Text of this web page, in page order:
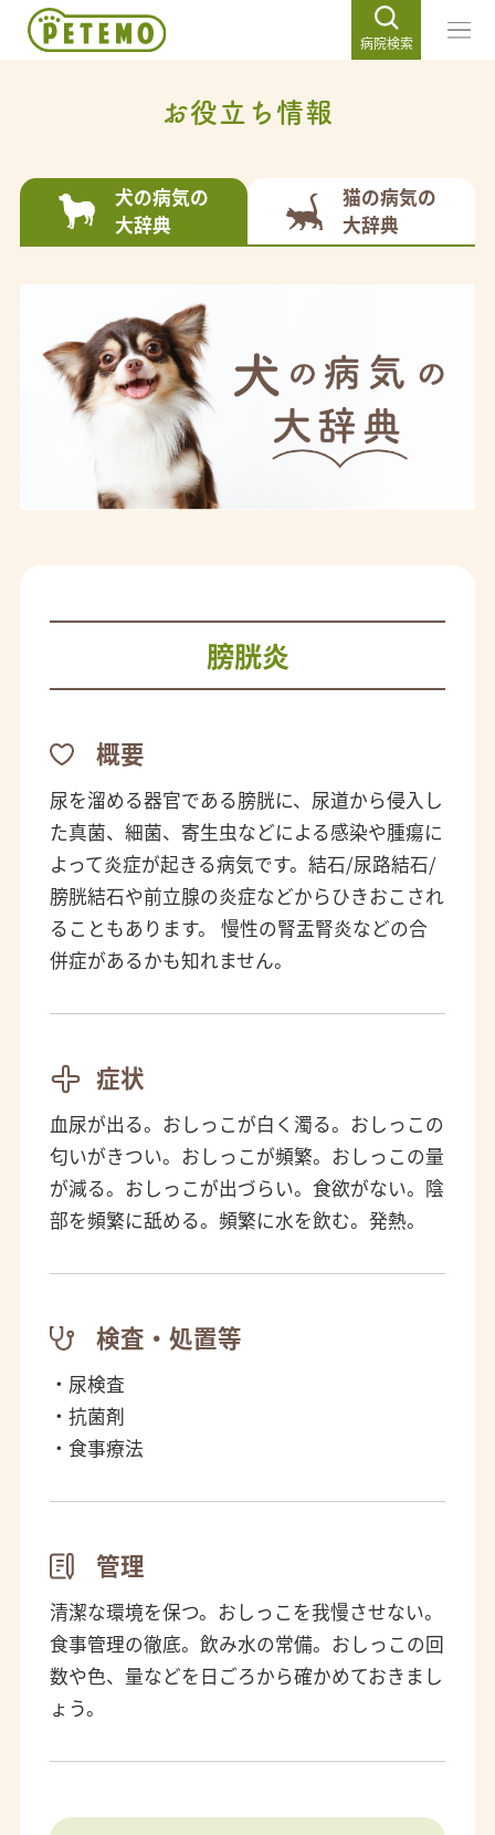
病院検索
お役立ち情報
犬の病気の
大辞典
猫の病気の
大辞典
膀胱炎
概要
尿を溜める器官である膀胱に、尿道から侵入し
た真菌、細菌、寄生虫などによる感染や腫瘍に
よって炎症が起きる病気です。結石/尿路結石/
膀胱結石や前立腺の炎症などからひきおこされ
ることもあります。 慢性の腎盂腎炎などの合
併症があるかも知れません。
症状
血尿が出る。おしっこが白く濁る。おしっこの
匂いがきつい。おしっこが頻繁。おしっこの量
が減る。おしっこが出づらい。食欲がない。陰
部を頻繁に舐める。頻繁に水を飲む。発熱。
検査・処置等
・尿検査
・抗菌剤
・食事療法
管理
清潔な環境を保つ。おしっこを我慢させない。
食事管理の徹底。飲み水の常備。おしっこの回
数や色、量などを日ごろから確かめておきまし
ょう。